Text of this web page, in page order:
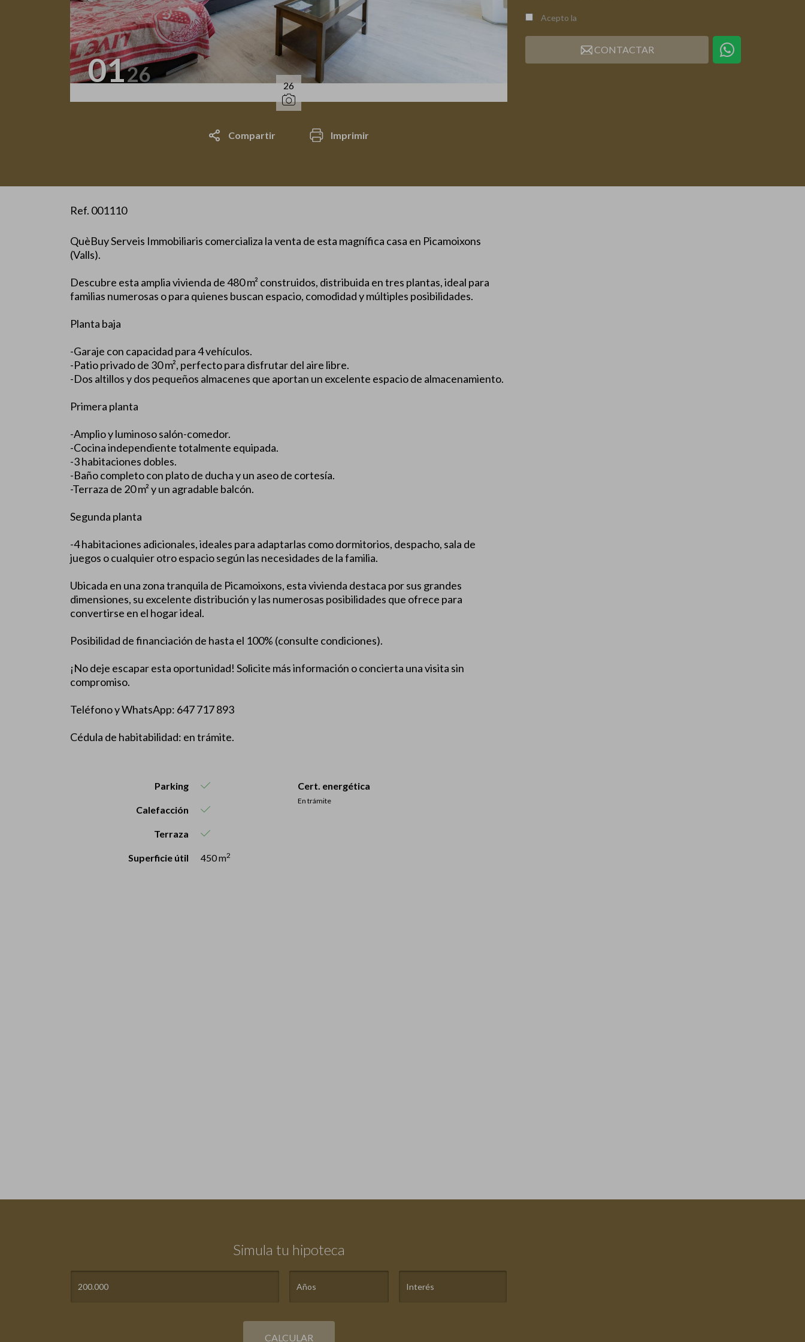
0126 26
Compartir Imprimir
Acepto la
CONTACTAR
Ref. 001110
QuèBuy Serveis Immobiliaris comercializa la venta de esta magnífica casa en Picamoixons
(Valls).
Descubre esta amplia vivienda de 480 m² construidos, distribuida en tres plantas, ideal para
familias numerosas o para quienes buscan espacio, comodidad y múltiples posibilidades.
Planta baja
-Garaje con capacidad para 4 vehículos.
-Patio privado de 30 m², perfecto para disfrutar del aire libre.
-Dos altillos y dos pequeños almacenes que aportan un excelente espacio de almacenamiento.
Primera planta
-Amplio y luminoso salón-comedor.
-Cocina independiente totalmente equipada.
-3 habitaciones dobles.
-Baño completo con plato de ducha y un aseo de cortesía.
-Terraza de 20 m² y un agradable balcón.
Segunda planta
-4 habitaciones adicionales, ideales para adaptarlas como dormitorios, despacho, sala de
juegos o cualquier otro espacio según las necesidades de la familia.
Ubicada en una zona tranquila de Picamoixons, esta vivienda destaca por sus grandes
dimensiones, su excelente distribución y las numerosas posibilidades que ofrece para
convertirse en el hogar ideal.
Posibilidad de financiación de hasta el 100% (consulte condiciones).
¡No deje escapar esta oportunidad! Solicite más información o concierta una visita sin
compromiso.
Teléfono y WhatsApp: 647 717 893
Cédula de habitabilidad: en trámite.
Parking
Calefacción
Terraza
Superficie útil 450 m2
Cert. energética
En trámite
Simula tu hipoteca
CALCULAR